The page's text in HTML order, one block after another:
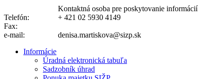
Kontaktná osoba pre poskytovanie informácií
Telefón:
+ 421 02 5930 4149
Fax:
e-mail:
denisa.martiskova@sizp.sk
Informácie
Úradná elektronická tabuľa
Sadzobník úhrad